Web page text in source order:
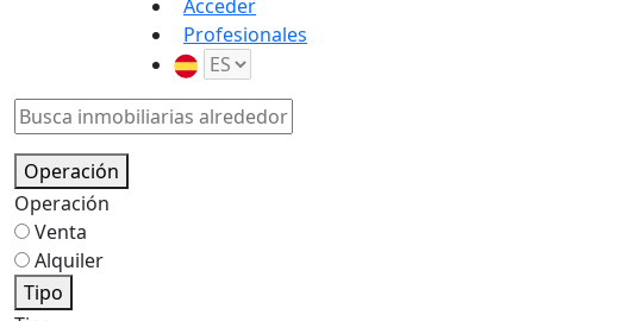
Acceder
Profesionales
Operación
Operación
Venta
Alquiler
Tipo